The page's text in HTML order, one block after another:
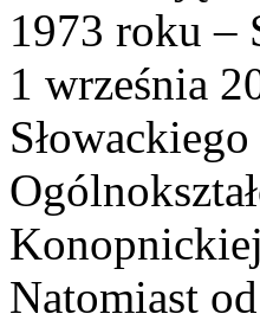
1973 roku –
1 września
Natomiast